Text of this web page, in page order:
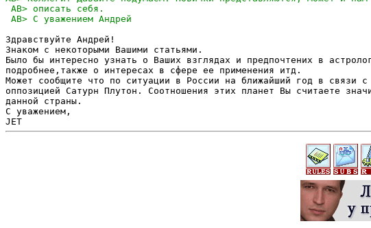
Здравствуйте Андрей!
Знаком с некоторыми Вашими статьями.
Было бы интересно узнать о Ваших взглядах и предпочтених в
подробнее,также о интересах в сфере ее применения итд.
Может сообщите что по ситуации в России на ближайший год в связи с
оппозицией Сатурн Плутон. Соотношения этих планет Вы считаете
данной страны.
С уважением,